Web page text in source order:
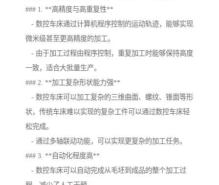
### 1. **高精度与高重复性**
- 数控车床通过计算机程序控制的运动轨迹，能够实现
微米级甚至更高精度的加工。
- 由于加工过程由程序控制，重复加工时能够保持高度
一致，适合大批量生产。
### 2. **加工复杂形状能力强**
- 数控车床可以加工复杂的三维曲面、螺纹、锥面等形
状，传统车床难以实现的复杂工件可以通过数控车床轻
松完成。
- 通过多轴联动功能，可以实现更复杂的加工任务。
### 3. **自动化程度高**
- 数控车床可以自动完成从毛坯到成品的整个加工过